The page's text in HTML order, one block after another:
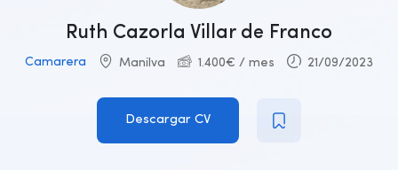
Ruth Cazorla Villar de Franco
Camarera Manilva 1.400€ / mes 21/09/2023
Descargar CV